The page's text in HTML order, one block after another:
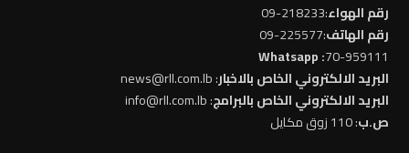
رقم الهواء:218233-09
رقم الهاتف:225577-09
70-959111
: Whatsapp
البريد الالكتروني الخاص بالاخبار: news@rll.com.lb
البريد الالكتروني الخاص بالبرامج: info@rll.com.lb
ص.ب: 110 زوق مكايل